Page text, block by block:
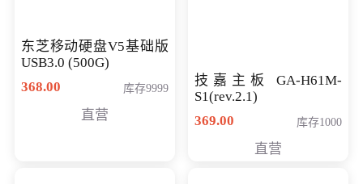
东芝移动硬盘V5基础版
USB3.0 (500G)
368.00
库存9999
直营
369.00
库存1000